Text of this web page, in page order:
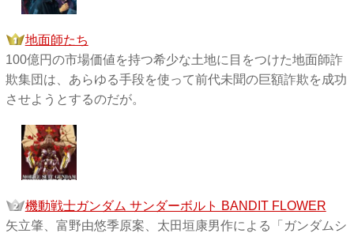
地面師たち
100億円の市場価値を持つ希少な土地に目をつけた地面師詐
欺集団は、あらゆる手段を使って前代未聞の巨額詐欺を成功
させようとするのだが。
機動戦士ガンダム サンダーボルト BANDIT FLOWER
矢立肇、富野由悠季原案、太田垣康男作による「ガンダムシ